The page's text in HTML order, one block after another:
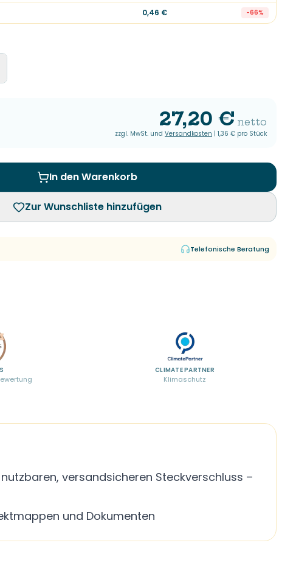
0,46 € -66%
27,20 € netto
zzgl. MwSt. und Versandkosten | 1,36 € pro Stück
In den Warenkorb
Zur Wunschliste hinzufügen
Telefonische Beratung
CLIMATE PARTNER
Klimaschutz
versandsicheren Steckverschluss –
und Dokumenten